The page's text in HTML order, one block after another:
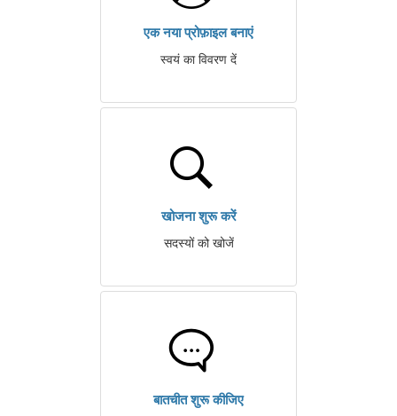
एक नया प्रोफ़ाइल बनाएं
स्वयं का विवरण दें
खोजना शुरू करें
सदस्यों को खोजें
बातचीत शुरू कीजिए